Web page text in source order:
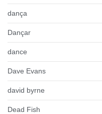
dança
Dançar
dance
Dave Evans
david byrne
Dead Fish